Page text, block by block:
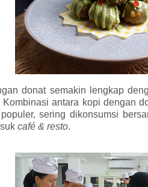
donat semakin lengkap
Kombinasi antara kopi dengan
sering dikonsumsi
café & resto.